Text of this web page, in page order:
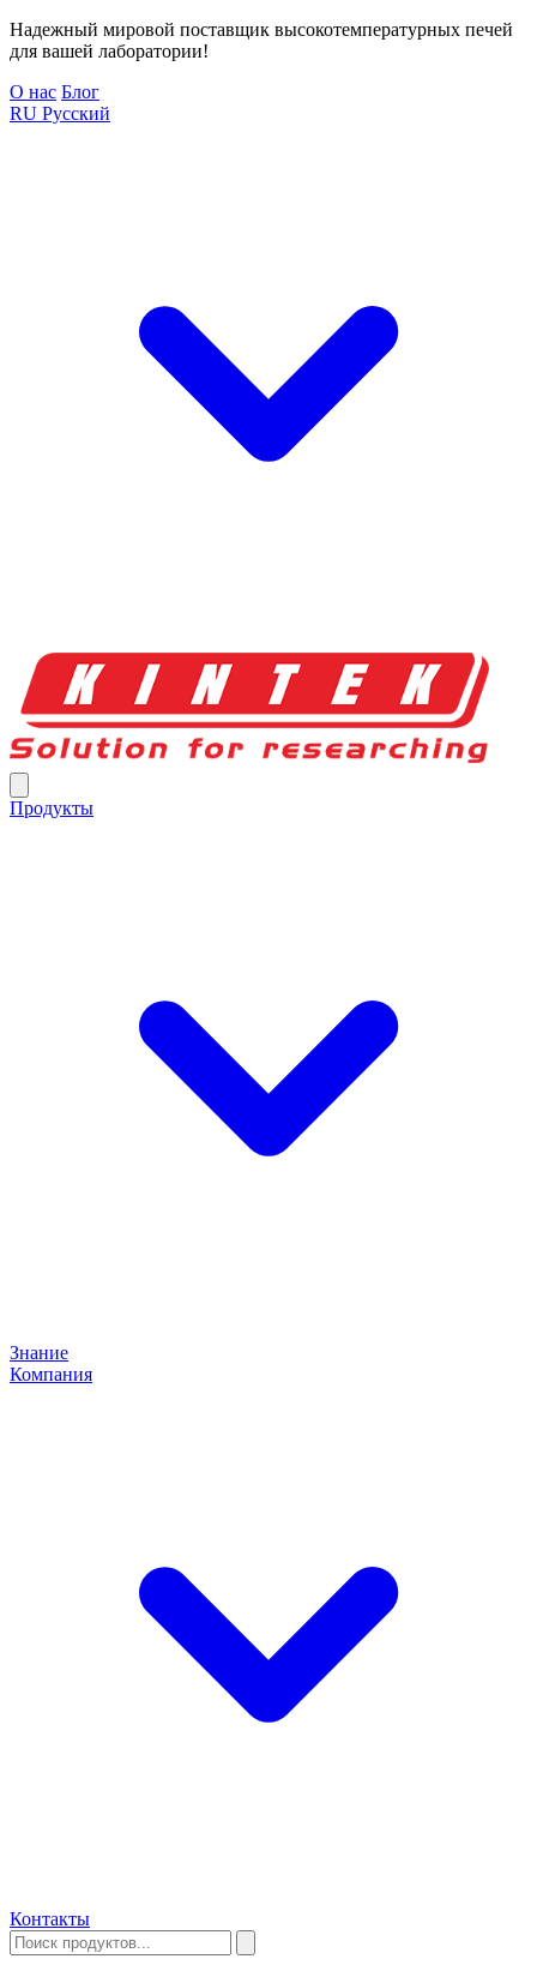
Надежный мировой поставщик высокотемпературных печей
для вашей лаборатории!
О нас Блог
RU Русский
Продукты
Знание
Компания
Контакты